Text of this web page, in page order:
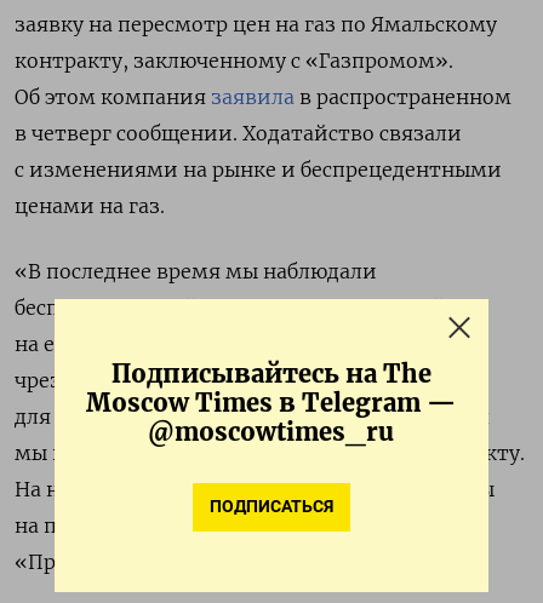
Подписывайтесь на The
Moscow Times в Telegram —
@moscowtimes_ru
ПОДПИСАТЬСЯ
заявку на пересмотр цен на газ по Ямальскому
контракту, заключенному с «Газпромом».
Об этом компания заявила в распространенном
в четверг сообщении. Ходатайство связали
с изменениями на рынке и беспрецедентными
ценами на газ.
«В последнее время мы наблюдали
беспрецедентный рост цен на природный газ
на европейском оптовом рынке. Эта
чрезвычайная ситуация является основой
для пересмотра ценовых условий, на которых
мы покупаем топливо по Ямальскому контракту.
На наш взгляд, есть место для снижения цены
на поставляемый нам газ», —
«Прайм» главу PGNiG Павла Маевского.